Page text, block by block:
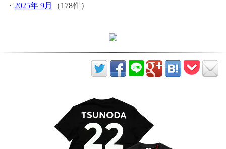
・ 2025年 9月 （178件）